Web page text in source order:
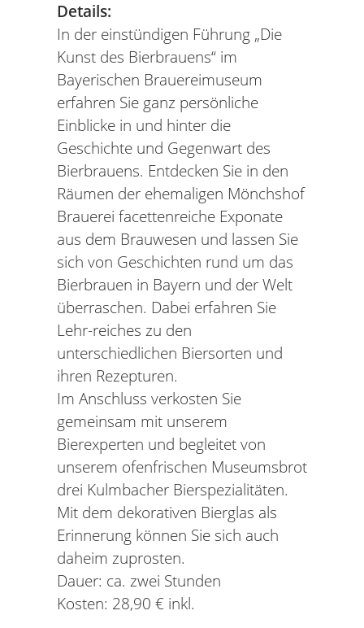
Details:
In der einstündigen Führung „Die
Kunst des Bierbrauens“ im
Bayerischen Brauereimuseum
erfahren Sie ganz persönliche
Einblicke in und hinter die
Geschichte und Gegenwart des
Bierbrauens. Entdecken Sie in den
Räumen der ehemaligen Mönchshof
Brauerei facettenreiche Exponate
aus dem Brauwesen und lassen Sie
sich von Geschichten rund um das
Bierbrauen in Bayern und der Welt
überraschen. Dabei erfahren Sie
Lehr-reiches zu den
unterschiedlichen Biersorten und
ihren Rezepturen.
Im Anschluss verkosten Sie
gemeinsam mit unserem
Bierexperten und begleitet von
unserem ofenfrischen Museumsbrot
drei Kulmbacher Bierspezialitäten.
Mit dem dekorativen Bierglas als
Erinnerung können Sie sich auch
daheim zuprosten.
Dauer: ca. zwei Stunden
Kosten: 28,90 € inkl.